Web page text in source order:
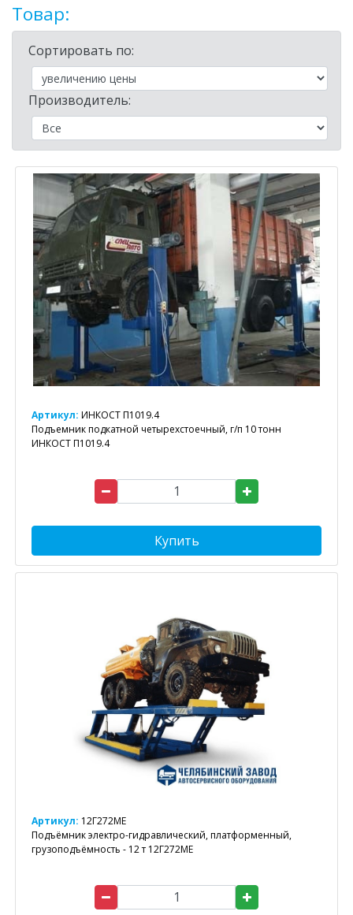
Товар:
Сортировать по:
Производитель:
Артикул: ИНКОСТ П1019.4
Подъемник подкатной четырехстоечный, г/п 10 тонн
ИНКОСТ П1019.4
Купить
Артикул: 12Г272МЕ
Подъёмник электро-гидравлический, платформенный,
грузоподъёмность - 12 т 12Г272МЕ